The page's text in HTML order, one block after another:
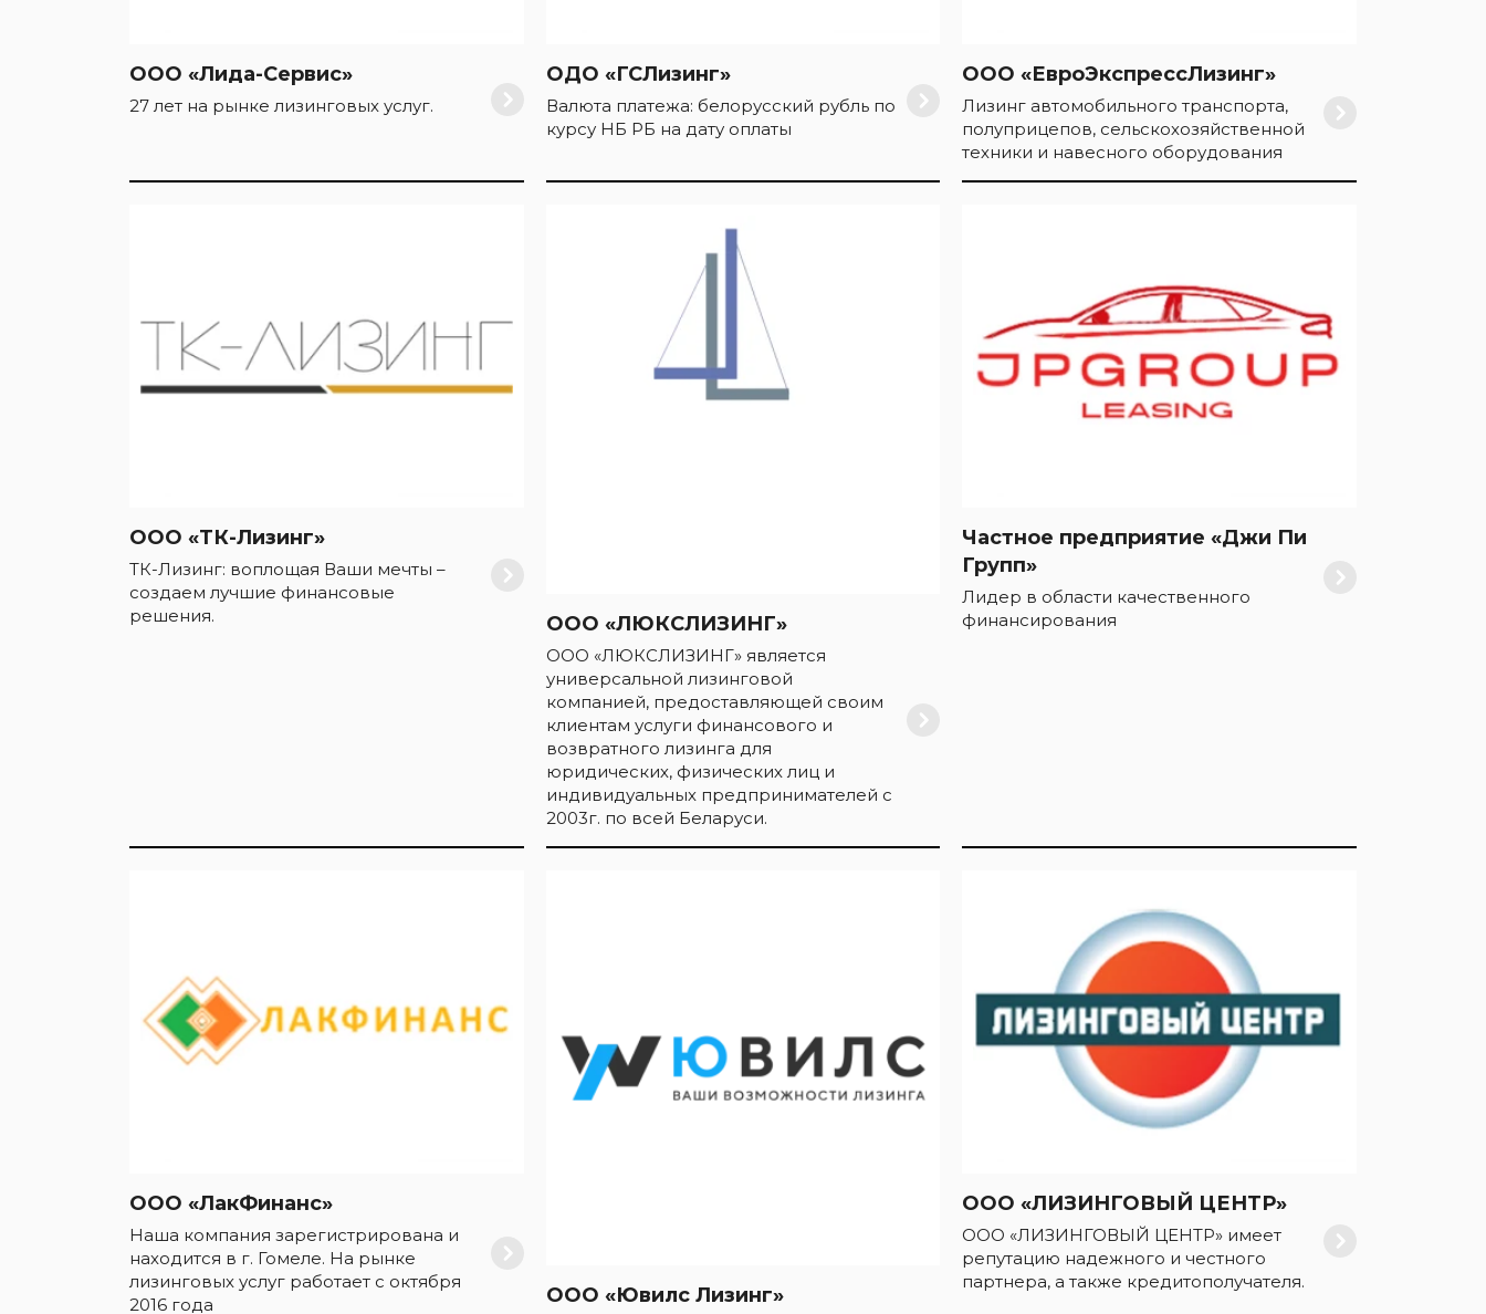
ООО «Лида-Сервис»
27 лет на рынке лизинговых услуг.
ОДО «ГСЛизинг»
Валюта платежа: белорусский рубль по
курсу НБ РБ на дату оплаты
ООО «ЕвроЭкспрессЛизинг»
Лизинг автомобильного транспорта,
полуприцепов, сельскохозяйственной
техники и навесного оборудования
ООО «ТК-Лизинг»
ТК-Лизинг: воплощая Ваши мечты –
создаем лучшие финансовые
решения.
ООО «ЛЮКСЛИЗИНГ»
ООО «ЛЮКСЛИЗИНГ» является
универсальной лизинговой
компанией, предоставляющей своим
клиентам услуги финансового и
возвратного лизинга для
юридических, физических лиц и
индивидуальных предпринимателей с
2003г. по всей Беларуси.
Частное предприятие «Джи Пи
Групп»
Лидер в области качественного
финансирования
ООО «ЛакФинанс»
Наша компания зарегистрирована и
находится в г. Гомеле. На рынке
лизинговых услуг работает с октября
2016 года
ООО «Ювилс Лизинг»
ООО «ЛИЗИНГОВЫЙ ЦЕНТР»
ООО «ЛИЗИНГОВЫЙ ЦЕНТР» имеет
репутацию надежного и честного
партнера, а также кредитополучателя.